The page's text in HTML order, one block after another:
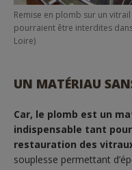
Remise en plomb sur un
pourraient être interdites
Loire)
UN MATÉRIAU
Car, le plomb est un
indispensable tant
restauration des
souplesse permettant